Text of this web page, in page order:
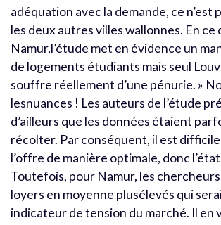
adéquation avec la demande, ce n’est
les deux autres villes wallonnes. En ce
Namur,l’étude met en évidence un
de logements étudiants mais seul
souffre réellement d’une pénurie. »
lesnuances ! Les auteurs de l’étude
d’ailleurs que les données étaient
récolter. Par conséquent, il est
l’offre de manière optimale, donc
Toutefois, pour Namur, les
loyers en moyenne plusélevés qui
indicateur de tension du marché. Il en